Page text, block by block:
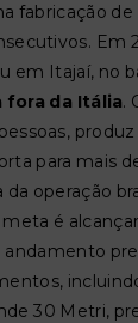
fabricação
Em
em Itajaí, no
da Itália.
para mais
operação
é alcançar
30 Metri,